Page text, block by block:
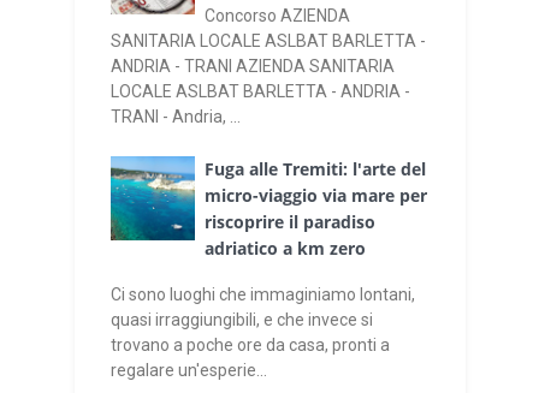
Concorso AZIENDA
SANITARIA LOCALE ASLBAT BARLETTA -
ANDRIA - TRANI AZIENDA SANITARIA
LOCALE ASLBAT BARLETTA - ANDRIA -
TRANI - Andria, ...
Fuga alle Tremiti: l'arte del
micro-viaggio via mare per
riscoprire il paradiso
adriatico a km zero
Ci sono luoghi che immaginiamo lontani,
quasi irraggiungibili, e che invece si
trovano a poche ore da casa, pronti a
regalare un'esperie...